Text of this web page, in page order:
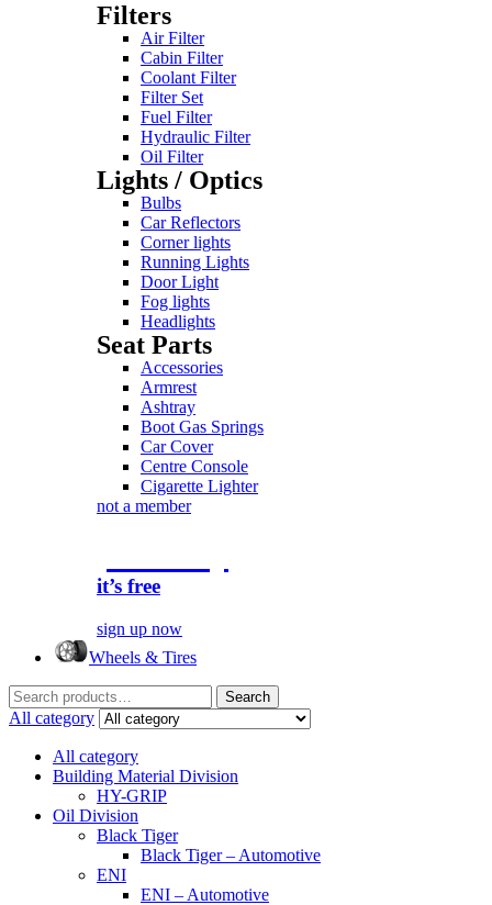
Filters
Air Filter
Cabin Filter
Coolant Filter
Filter Set
Fuel Filter
Hydraulic Filter
Oil Filter
Lights / Optics
Bulbs
Car Reflectors
Corner lights
Running Lights
Door Light
Fog lights
Headlights
Seat Parts
Accessories
Armrest
Ashtray
Boot Gas Springs
Car Cover
Centre Console
Cigarette Lighter
not a member
it’s free
sign up now
Wheels & Tires
Search
for:
Search
All category
All category
Building Material Division
HY-GRIP
Oil Division
Black Tiger
Black Tiger – Automotive
ENI
ENI – Automotive